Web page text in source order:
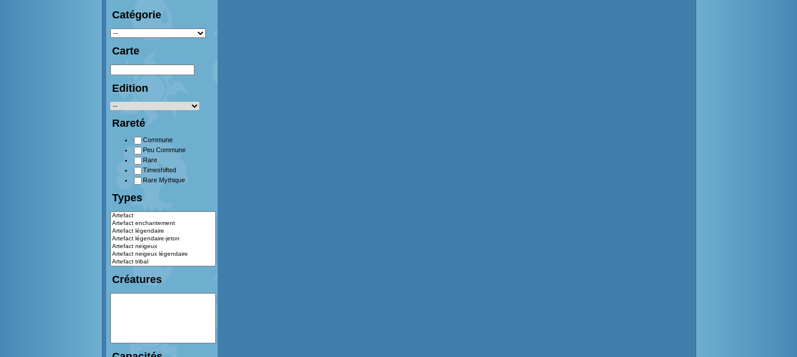
Catégorie
Carte
Edition
Rareté
Commune
Peu Commune
Rare
Timeshifted
Rare Mythique
Types
Créatures